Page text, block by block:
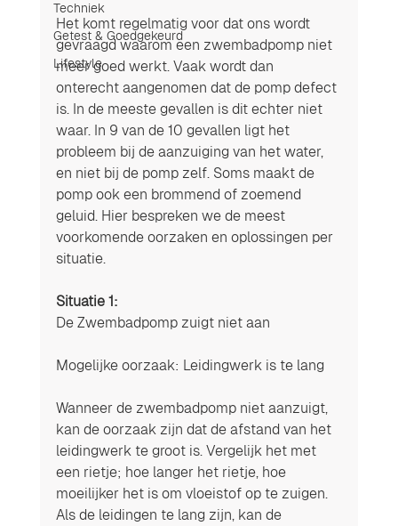
Techniek
Getest & Goedgekeurd
Lifestyle
Het komt regelmatig voor dat ons wordt
gevraagd waarom een zwembadpomp niet
meer goed werkt. Vaak wordt dan
onterecht aangenomen dat de pomp defect
is. In de meeste gevallen is dit echter niet
waar. In 9 van de 10 gevallen ligt het
probleem bij de aanzuiging van het water,
en niet bij de pomp zelf. Soms maakt de
pomp ook een brommend of zoemend
geluid. Hier bespreken we de meest
voorkomende oorzaken en oplossingen per
situatie.
Situatie 1:
De Zwembadpomp zuigt niet aan
Mogelijke oorzaak: Leidingwerk is te lang
Wanneer de zwembadpomp niet aanzuigt,
kan de oorzaak zijn dat de afstand van het
leidingwerk te groot is. Vergelijk het met
een rietje; hoe langer het rietje, hoe
moeilijker het is om vloeistof op te zuigen.
Als de leidingen te lang zijn, kan de